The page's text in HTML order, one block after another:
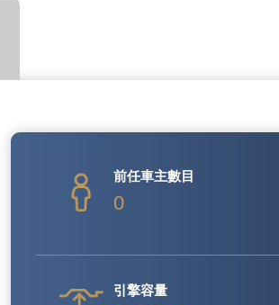
前任車主數目
0
引擎容量